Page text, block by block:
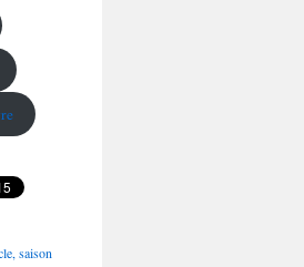
saison